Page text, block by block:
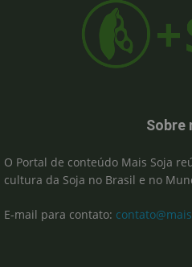
Sobre
O Portal de conteúdo Mais Soja
cultura da Soja no Brasil e no
E-mail para contato: